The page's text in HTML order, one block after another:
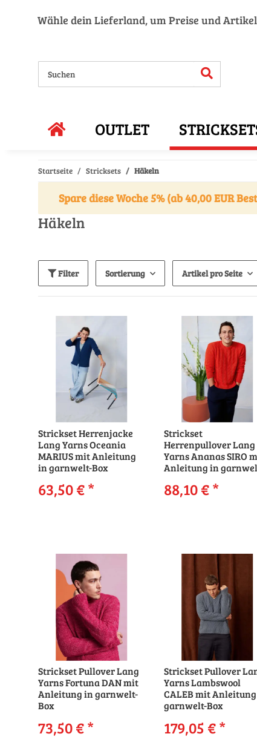
Wähle dein Lieferland, um Preise und
OUTLET
Startseite Stricksets Häkeln
Spare diese Woche 5% (ab 40,00 EUR
Häkeln
Filter Sortierung Artikel pro Seite
Strickset Herrenjacke
Lang Yarns Oceania
MARIUS mit Anleitung
in garnwelt-Box
63,50 €*
Strickset
Herrenpullover Lang
Yarns Ananas SIRO
Anleitung in
88,10 €*
Strickset Pullover Lang
Yarns Fortuna DAN mit
Anleitung in garnwelt-
Box
73,50 €*
Strickset Pullover
Yarns Lambswool
CALEB mit
garnwelt-Box
179,05 €*